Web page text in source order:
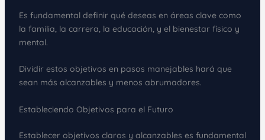
Es fundamental definir qué deseas en áreas clave como
la familia, la carrera, la educación, y el bienestar físico y
mental.
Dividir estos objetivos en pasos manejables hará que
sean más alcanzables y menos abrumadores.
Estableciendo Objetivos para el Futuro
Establecer objetivos claros y alcanzables es fundamental